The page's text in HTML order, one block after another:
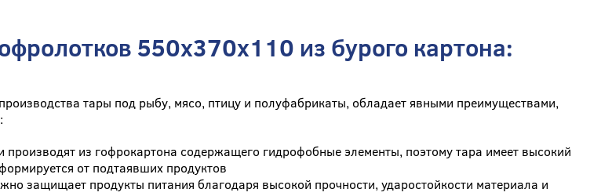
550x370x110 из бурого картона:
тары под рыбу, мясо, птицу и полуфабрикаты, обладает явными преимуществами,
из гофрокартона содержащего гидрофобные элементы, поэтому тара имеет высокий
от подтаявших продуктов
защищает продукты питания благодаря высокой прочности, ударостойкости материала и